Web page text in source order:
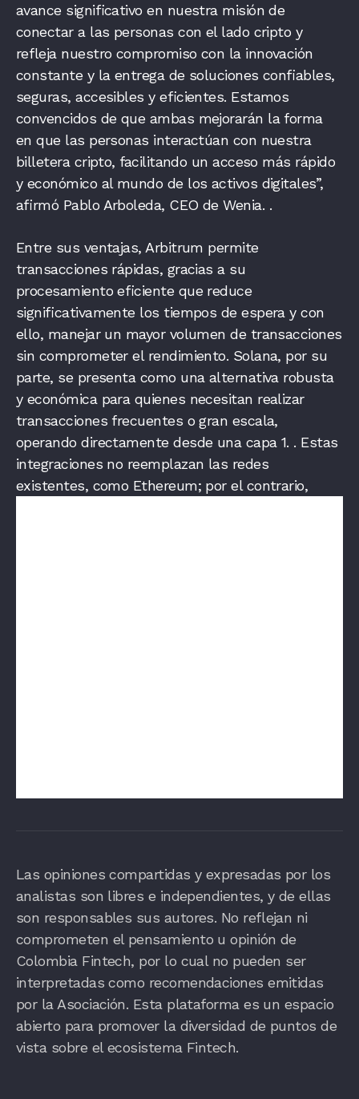
avance significativo en nuestra misión de
conectar a las personas con el lado cripto y
refleja nuestro compromiso con la innovación
constante y la entrega de soluciones confiables,
seguras, accesibles y eficientes. Estamos
convencidos de que ambas mejorarán la forma
en que las personas interactúan con nuestra
billetera cripto, facilitando un acceso más rápido
y económico al mundo de los activos digitales”,
afirmó Pablo Arboleda, CEO de Wenia. .
Entre sus ventajas, Arbitrum permite
transacciones rápidas, gracias a su
procesamiento eficiente que reduce
significativamente los tiempos de espera y con
ello, manejar un mayor volumen de transacciones
sin comprometer el rendimiento. Solana, por su
parte, se presenta como una alternativa robusta
y económica para quienes necesitan realizar
transacciones frecuentes o gran escala,
operando directamente desde una capa 1. . Estas
integraciones no reemplazan las redes
existentes, como Ethereum; por el contrario,
Las opiniones compartidas y expresadas por los
analistas son libres e independientes, y de ellas
son responsables sus autores. No reflejan ni
comprometen el pensamiento u opinión de
Colombia Fintech, por lo cual no pueden ser
interpretadas como recomendaciones emitidas
por la Asociación. Esta plataforma es un espacio
abierto para promover la diversidad de puntos de
vista sobre el ecosistema Fintech.